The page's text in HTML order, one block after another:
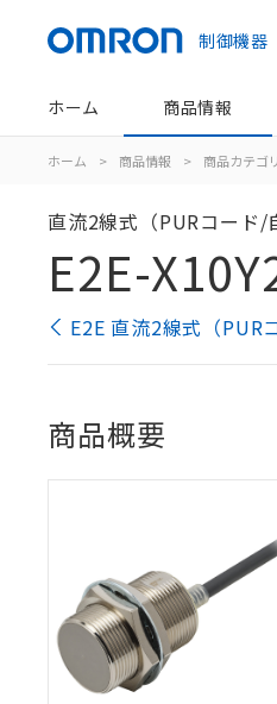
制御機器
ホーム 商品情報
ホーム > 商品情報 > 商品カテゴリ
直流2線式（PURコード
E2E-
E2E 直流2線式（
商品概要